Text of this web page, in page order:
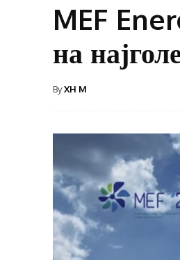
MEF
на
ByXH M